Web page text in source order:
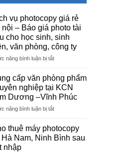
vụ photocopy giá rẻ
nội – Báo giá photo tài
cho học sinh, sinh
văn phòng, công ty
năng bình luận bị tắtở
vụ
photocopy
giá
rẻ
hà
–
Báo
giá
cấp văn phòng phẩm
nghiệp tại KCN
Dương –Vĩnh Phúc
năng bình luận bị tắtở
cấp
văn
phòng
thuê máy photocopy
Hà Nam, Ninh Bình sau
nhập